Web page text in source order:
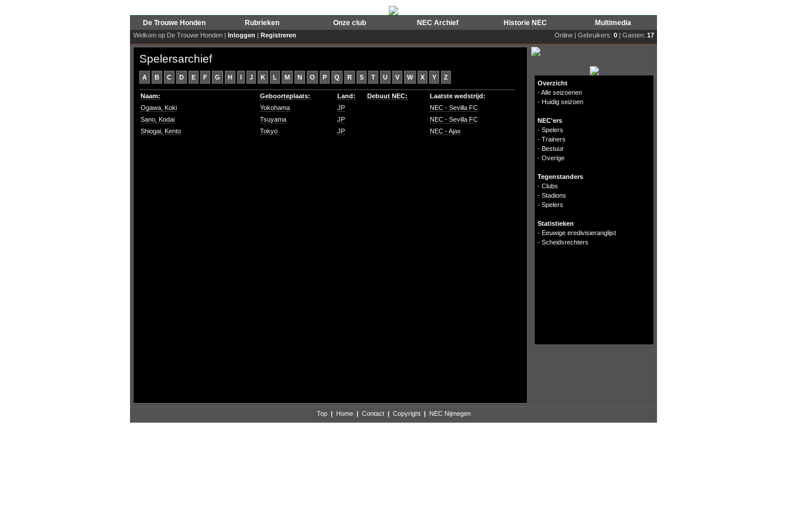
De Trouwe Honden Rubrieken Onze club NEC Archief Historie NEC Multimedia
Welkom op De Trouwe Honden | Inloggen | Registreren Online | Gebruikers: 0 | Gasten: 17
Spelersarchief
A B C D E F G H I J K L M N O P Q R S T U V W X Y Z
Naam: Geboorteplaats: Land: Debuut NEC:
Laatste wedstrijd:
Ogawa, Koki
Yokohama JP
NEC - Sevilla FC
Sano, Kodai
Tsuyama JP
NEC - Sevilla FC
Shiogai, Kento
Tokyo JP NEC - Ajax
Overzicht
-Alle seizoenen
- Huidig seizoen
NEC'ers
- Spelers
- Trainers
- Bestuur
- Overige
Tegenstanders
- Clubs
- Stadions
- Spelers
Statistieken
- Eeuwige eredivisieranglijst
- Scheidsrechters
Top | Home | Contact | Copyright | NEC Nijmegen